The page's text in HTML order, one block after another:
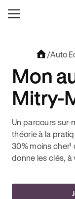
/Auto
Mon
Mitry-
Un parcours sur-
théorie à la
30% moins
donne les clés, à